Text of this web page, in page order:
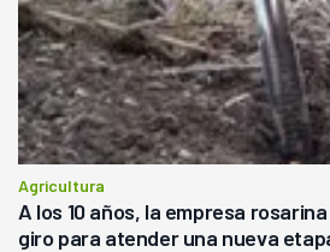
Agricultura
A los 10 años, la empresa
giro para atender una nueva